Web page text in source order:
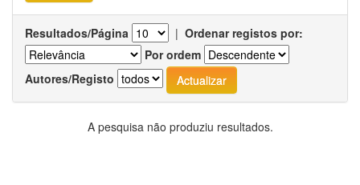
Resultados/Página | Ordenar registos por:
Por ordem
Autores/Registo
A pesquisa não produziu resultados.